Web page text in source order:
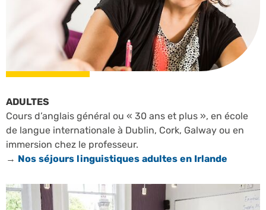
ADULTES
Cours d’anglais général ou « 30 ans et plus », en école
de langue internationale à Dublin, Cork, Galway ou en
immersion chez le professeur.
→ Nos séjours linguistiques adultes en Irlande